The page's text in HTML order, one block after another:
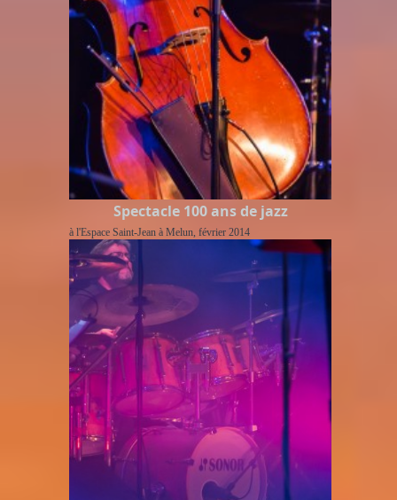
Spectacle 100 ans de jazz
à l'Espace Saint-Jean à Melun, février 2014